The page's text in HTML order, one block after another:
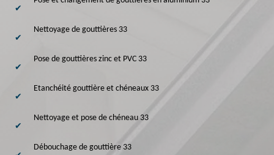
Nettoyage de gouttières 33
Pose de gouttières zinc et PVC 33
Etanchéité gouttière et chéneaux 33
Nettoyage et pose de chéneau 33
Débouchage de gouttière 33